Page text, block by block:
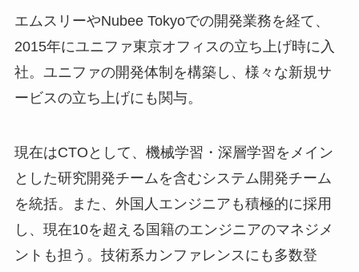
エムスリーやNubee Tokyoでの開発業務を経て、
2015年にユニファ東京オフィスの立ち上げ時に入
社。ユニファの開発体制を構築し、様々な新規サ
ービスの立ち上げにも関与。
現在はCTOとして、機械学習・深層学習をメイン
とした研究開発チームを含むシステム開発チーム
を統括。また、外国人エンジニアも積極的に採用
し、現在10を超える国籍のエンジニアのマネジメ
ントも担う。技術系カンファレンスにも多数登